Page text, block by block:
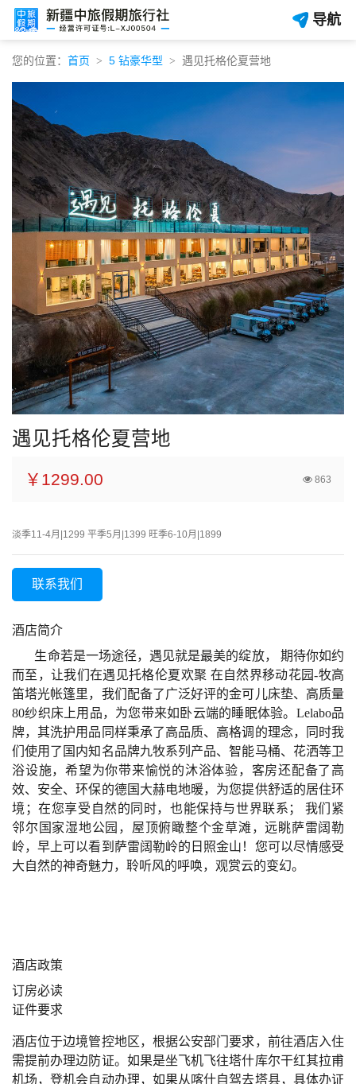
导航
您的位置： 首页 5 钻豪华型 遇见托格伦夏营地
遇见托格伦夏营地
￥1299.00 863
淡季11-4月|1299 平季5月|1399 旺季6-10月|1899
联系我们
酒店简介
生命若是一场途径，遇见就是最美的绽放， 期待你如约
而至，让我们在遇见托格伦夏欢聚 在自然界移动花园-牧高
笛塔光帐篷里，我们配备了广泛好评的金可儿床垫、高质量
80纱织床上用品，为您带来如卧云端的睡眠体验。Lelabo品
牌，其洗护用品同样秉承了高品质、高格调的理念，同时我
们使用了国内知名品牌九牧系列产品、智能马桶、花洒等卫
浴设施，希望为你带来愉悦的沐浴体验，客房还配备了高
效、安全、环保的德国大赫电地暖，为您提供舒适的居住环
境；在您享受自然的同时，也能保持与世界联系； 我们紧
邻尔国家湿地公园，屋顶俯瞰整个金草滩，远眺萨雷阔勒
岭，早上可以看到萨雷阔勒岭的日照金山！您可以尽情感受
大自然的神奇魅力，聆听风的呼唤，观赏云的变幻。
酒店政策
订房必读
证件要求
酒店位于边境管控地区，根据公安部门要求，前往酒店入住
需提前办理边防证。如果是坐飞机飞往塔什库尔干红其拉甫
机场，登机会自动办理，如果从喀什自驾去塔县，具体办证